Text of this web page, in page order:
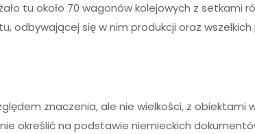
tu około 70 wagonów kolejowych z setkami
się w nim produkcji oraz
znaczenia, ale nie wielkości, z obiektami
określić na podstawie niemieckich